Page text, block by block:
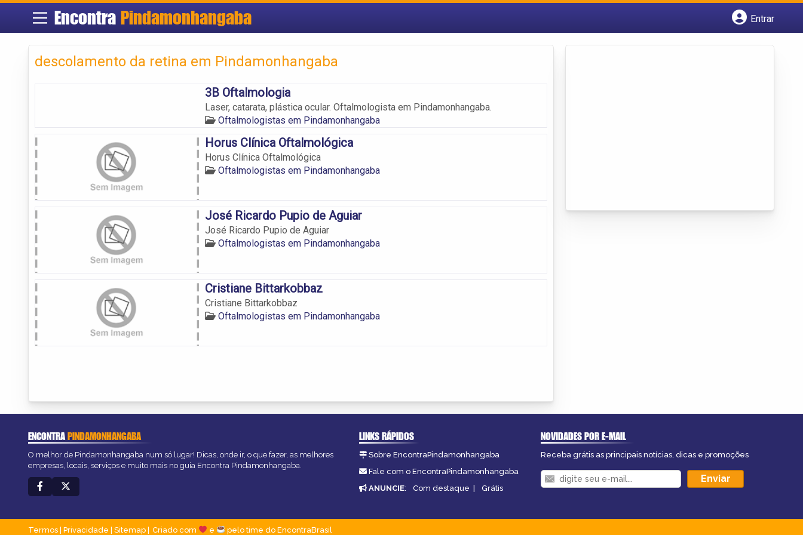
Encontra Pindamonhangaba
Entrar
descolamento da retina em Pindamonhangaba
3B Oftalmologia
Laser, catarata, plástica ocular. Oftalmologista em Pindamonhangaba.
Oftalmologistas em Pindamonhangaba
Horus Clínica Oftalmológica
Horus Clínica Oftalmológica
Oftalmologistas em Pindamonhangaba
José Ricardo Pupio de Aguiar
José Ricardo Pupio de Aguiar
Oftalmologistas em Pindamonhangaba
Cristiane Bittarkobbaz
Cristiane Bittarkobbaz
Oftalmologistas em Pindamonhangaba
ENCONTRAPINDAMONHANGABA
O melhor de Pindamonhangaba num só lugar! Dicas, onde ir, o que fazer, as melhores
empresas, locais, serviços e muito mais no guia Encontra Pindamonhangaba.
LINKS RÁPIDOS
Sobre EncontraPindamonhangaba
Fale com o EncontraPindamonhangaba
ANUNCIE: Com destaque | Grátis
NOVIDADES POR E-MAIL
Receba grátis as principais notícias, dicas e promoções
Termos Privacidade Sitemap Criado com e pelo time do EncontraBrasil